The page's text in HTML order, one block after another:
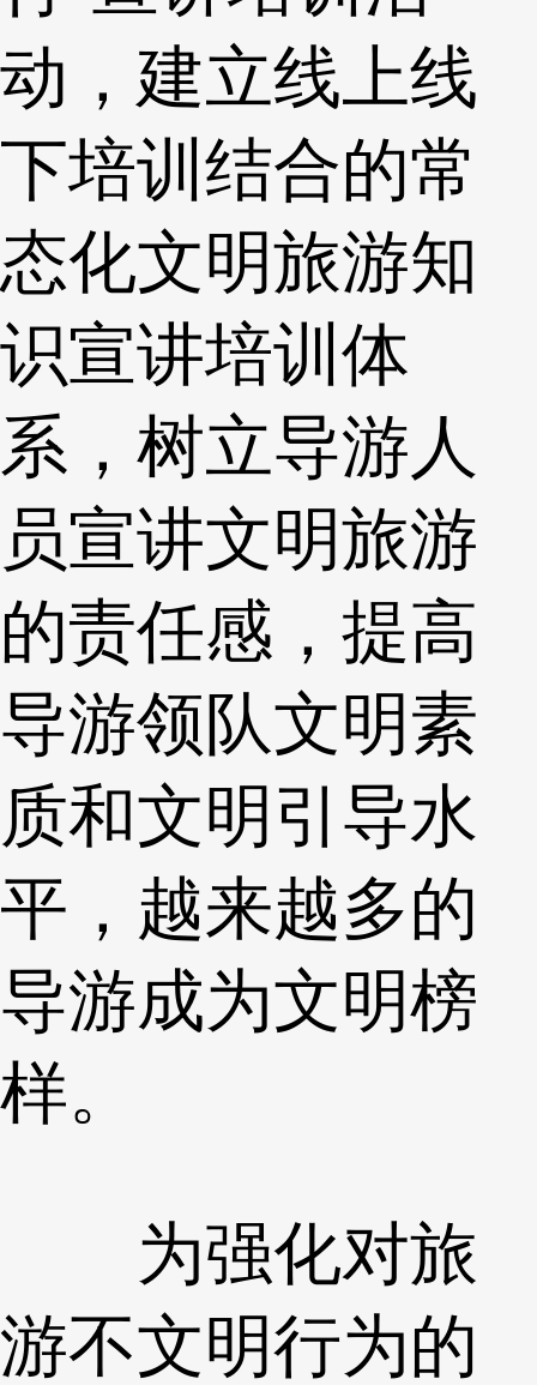
动，建立线上线
下培训结合的常
态化文明旅游知
识宣讲培训体
系，树立导游人
员宣讲文明旅游
的责任感，提高
导游领队文明素
质和文明引导水
平，越来越多的
导游成为文明榜
样。
为强化对旅
游不文明行为的